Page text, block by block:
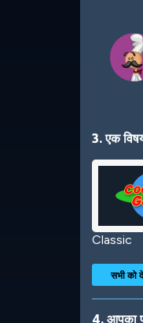
3. एक
Classic
सभी को
4. आपका